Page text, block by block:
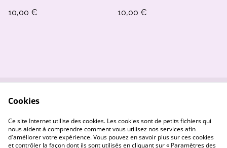
10,00 €
10,00 €
Politique de
confidentialité
Politique de cookies
Cookies
Ce site Internet utilise des cookies. Les cookies sont de petits fichiers qui
nous aident à comprendre comment vous utilisez nos services afin
d'améliorer votre expérience. Vous pouvez en savoir plus sur ces cookies
et contrôler la façon dont ils sont utilisés en cliquant sur « Paramètres des